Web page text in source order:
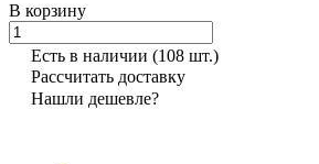
В корзину
Есть в наличии (108 шт.)
Рассчитать доставку
Нашли дешевле?